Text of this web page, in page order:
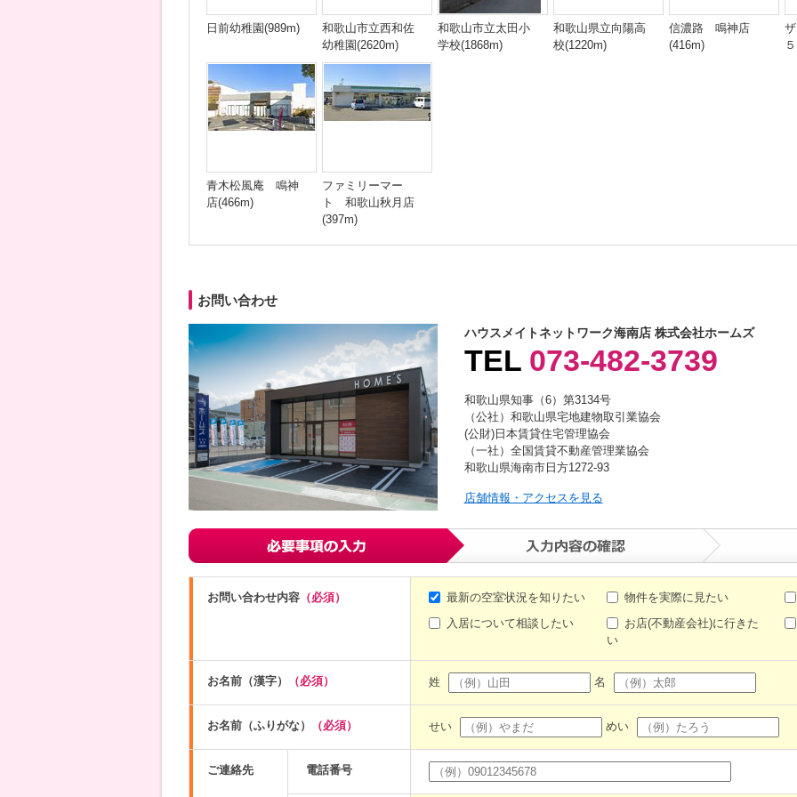
日前幼稚園(989m)
和歌山市立西和佐
幼稚園(2620m)
和歌山市立太田小
学校(1868m)
和歌山県立向陽高
校(1220m)
信濃路 鳴神店
(416m)
青木松風庵 鳴神
店(466m)
ファミリーマー
ト 和歌山秋月店
(397m)
お問い合わせ
ハウスメイトネットワーク海南店 株式会社ホームズ
TEL 073-482-3739
和歌山県知事（6）第3134号
（公社）和歌山県宅地建物取引業協会
(公財)日本賃貸住宅管理協会
（一社）全国賃貸不動産管理業協会
和歌山県海南市日方1272-93
店舗情報・アクセスを見る
お問い合わせ内容（必須） 最新の空室状況を知りたい
物件を実際に見たい
入居について相談したい
お店(不動産会社)に行きた
い
お名前（漢字） （必須） 姓 名
お名前（ふりがな） （必須） せい めい
ご連絡先 電話番号